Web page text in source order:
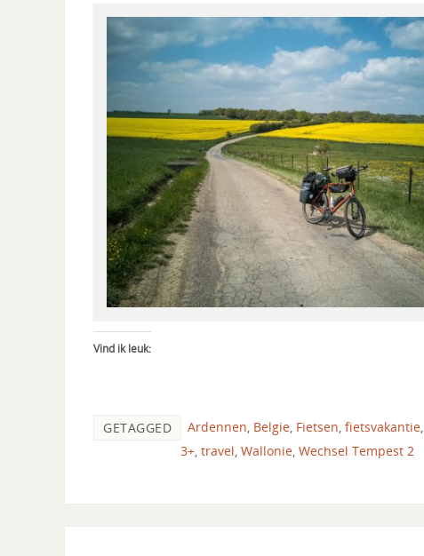
Vind ik leuk:
GETAGGED Ardennen, Belgie, Fietsen, fietsvakantie,
3+, travel, Wallonie, Wechsel Tempest 2